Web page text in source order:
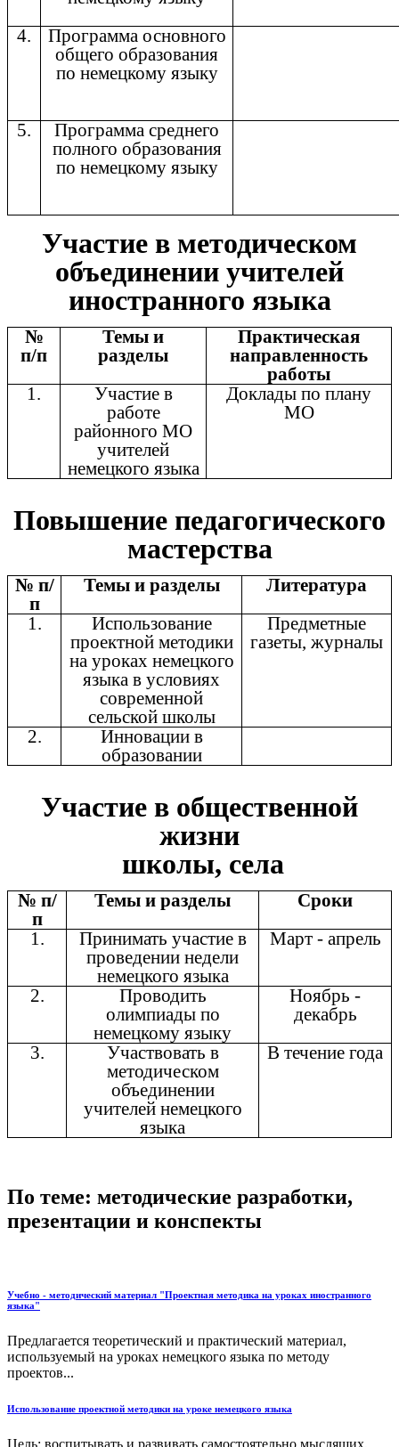
4.
Программа основного
общего образования
по немецкому языку
5.
Программа среднего
полного образования
по немецкому языку
Участие в методическом
объединении учителей
иностранного языка
№
п/п
Темы и
разделы
Практическая
направленность
работы
1.
Участие в
работе
районного МО
учителей
немецкого языка
Доклады по плану
МО
Повышение педагогического
мастерства
№ п/
п
Темы и разделы
Литература
1.
Использование
проектной методики
на уроках немецкого
языка в условиях
современной
сельской школы
Предметные
газеты, журналы
2.
Инновации в
образовании
Участие в общественной
жизни
школы, села
№ п/
п
Темы и разделы
Сроки
1.
Принимать участие в
проведении недели
немецкого языка
Март - апрель
2.
Проводить
олимпиады по
немецкому языку
Ноябрь -
декабрь
3.
Участвовать в
методическом
объединении
учителей немецкого
языка
В течение года
По теме: методические разработки,
презентации и конспекты
Учебно - методический материал "Проектная методика на уроках иностранного
языка"
Предлагается теоретический и практический материал,
используемый на уроках немецкого языка по методу
проектов...
Использование проектной методики на уроке немецкого языка
Цель: воспитывать и развивать самостоятельно мыслящих,